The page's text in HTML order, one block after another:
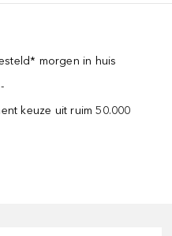
morgen in huis
keuze uit ruim 50.000